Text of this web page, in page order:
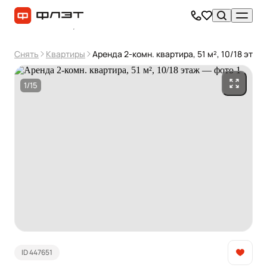
Снять Квартиры Аренда 2-комн. квартира, 51 м², 10/18 этаж
1/15
ID 447651